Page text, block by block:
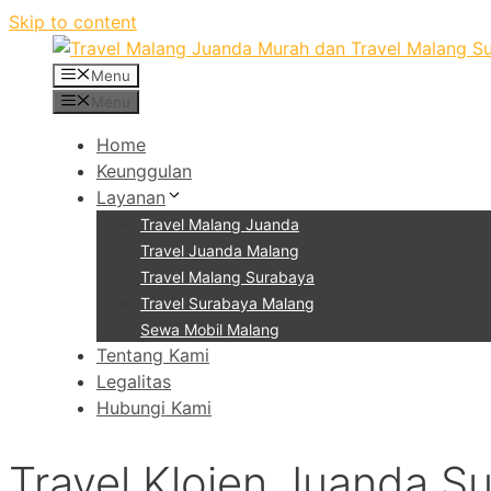
Skip to content
Menu
Home
Keunggulan
Layanan
Travel Malang Juanda
Travel Juanda Malang
Travel Malang Surabaya
Travel Surabaya Malang
Sewa Mobil Malang
Tentang Kami
Legalitas
Hubungi Kami